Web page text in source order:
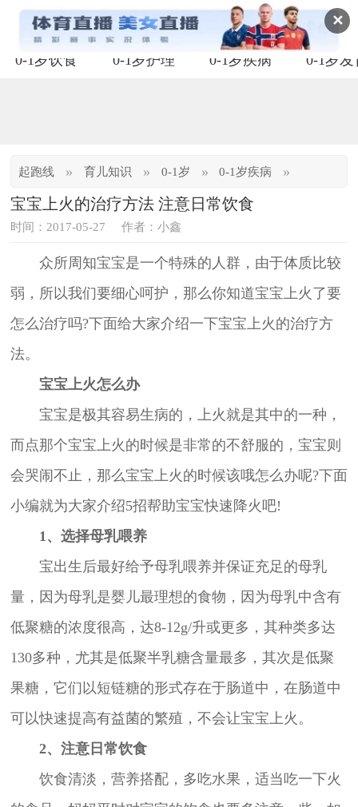
✕
0-1岁饮食 0-1岁护理 0-1岁疾病 0-1岁发
起跑线 » 育儿知识 » 0-1岁 » 0-1岁疾病 »
宝宝上火的治疗方法 注意日常饮食
时间：2017-05-27 作者：小鑫
众所周知宝宝是一个特殊的人群，由于体质比较
弱，所以我们要细心呵护，那么你知道宝宝上火了要
怎么治疗吗?下面给大家介绍一下宝宝上火的治疗方
法。
宝宝上火怎么办
宝宝是极其容易生病的，上火就是其中的一种，
而点那个宝宝上火的时候是非常的不舒服的，宝宝则
会哭闹不止，那么宝宝上火的时候该哦怎么办呢?下面
小编就为大家介绍5招帮助宝宝快速降火吧!
1、选择母乳喂养
宝出生后最好给予母乳喂养并保证充足的母乳
量，因为母乳是婴儿最理想的食物，因为母乳中含有
低聚糖的浓度很高，达8-12g/升或更多，其种类多达
130多种，尤其是低聚半乳糖含量最多，其次是低聚
果糖，它们以短链糖的形式存在于肠道中，在肠道中
可以快速提高有益菌的繁殖，不会让宝宝上火。
2、注意日常饮食
饮食清淡，营养搭配，多吃水果，适当吃一下火